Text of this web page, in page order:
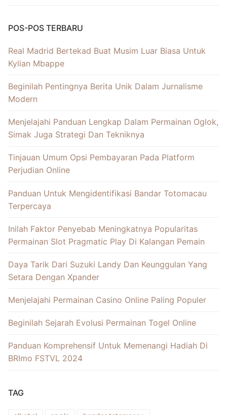
POS-POS TERBARU
Real Madrid Bertekad Buat Musim Luar Biasa Untuk
Kylian Mbappe
Beginilah Pentingnya Berita Unik Dalam Jurnalisme
Modern
Menjelajahi Panduan Lengkap Dalam Permainan Oglok,
Simak Juga Strategi Dan Tekniknya
Tinjauan Umum Opsi Pembayaran Pada Platform
Perjudian Online
Panduan Untuk Mengidentifikasi Bandar Totomacau
Terpercaya
Inilah Faktor Penyebab Meningkatnya Popularitas
Permainan Slot Pragmatic Play Di Kalangan Pemain
Daya Tarik Dari Suzuki Landy Dan Keunggulan Yang
Setara Dengan Xpander
Menjelajahi Permainan Casino Online Paling Populer
Beginilah Sejarah Evolusi Permainan Togel Online
Panduan Komprehensif Untuk Memenangi Hadiah Di
BRImo FSTVL 2024
TAG